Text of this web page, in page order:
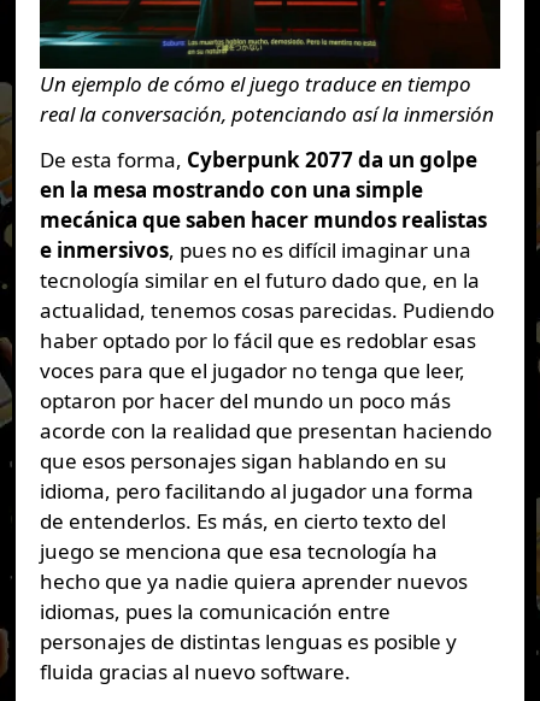
Un ejemplo de cómo el juego traduce en tiempo
real la conversación, potenciando así la inmersión
De esta forma, Cyberpunk 2077 da un golpe
en la mesa mostrando con una simple
mecánica que saben hacer mundos realistas
e inmersivos, pues no es difícil imaginar una
tecnología similar en el futuro dado que, en la
actualidad, tenemos cosas parecidas. Pudiendo
haber optado por lo fácil que es redoblar esas
voces para que el jugador no tenga que leer,
optaron por hacer del mundo un poco más
acorde con la realidad que presentan haciendo
que esos personajes sigan hablando en su
idioma, pero facilitando al jugador una forma
de entenderlos. Es más, en cierto texto del
juego se menciona que esa tecnología ha
hecho que ya nadie quiera aprender nuevos
idiomas, pues la comunicación entre
personajes de distintas lenguas es posible y
fluida gracias al nuevo software.